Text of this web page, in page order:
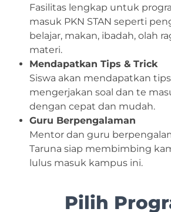
Fasilitas lengkap untuk
masuk PKN STAN seperti
belajar, makan, ibadah, olah
materi.
Mendapatkan Tips & Trick
Siswa akan mendapatkan
mengerjakan soal dan te
dengan cepat dan mudah.
Guru Berpengalaman
Mentor dan guru
Taruna siap membimbing
lulus masuk kampus ini.
Pilih